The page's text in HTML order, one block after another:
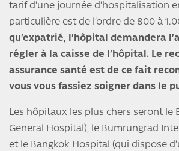
tarif d’une journée d’hospitalisation
particulière est de l’ordre de 800 à
qu’expatrié, l’hôpital demandera
régler à la caisse de l’hôpital. Le
assurance santé est de ce fait
vous vous fassiez soigner dans le
Les hôpitaux les plus chers seront le
General Hospital), le Bumrungrad
et le Bangkok Hospital (qui dispose